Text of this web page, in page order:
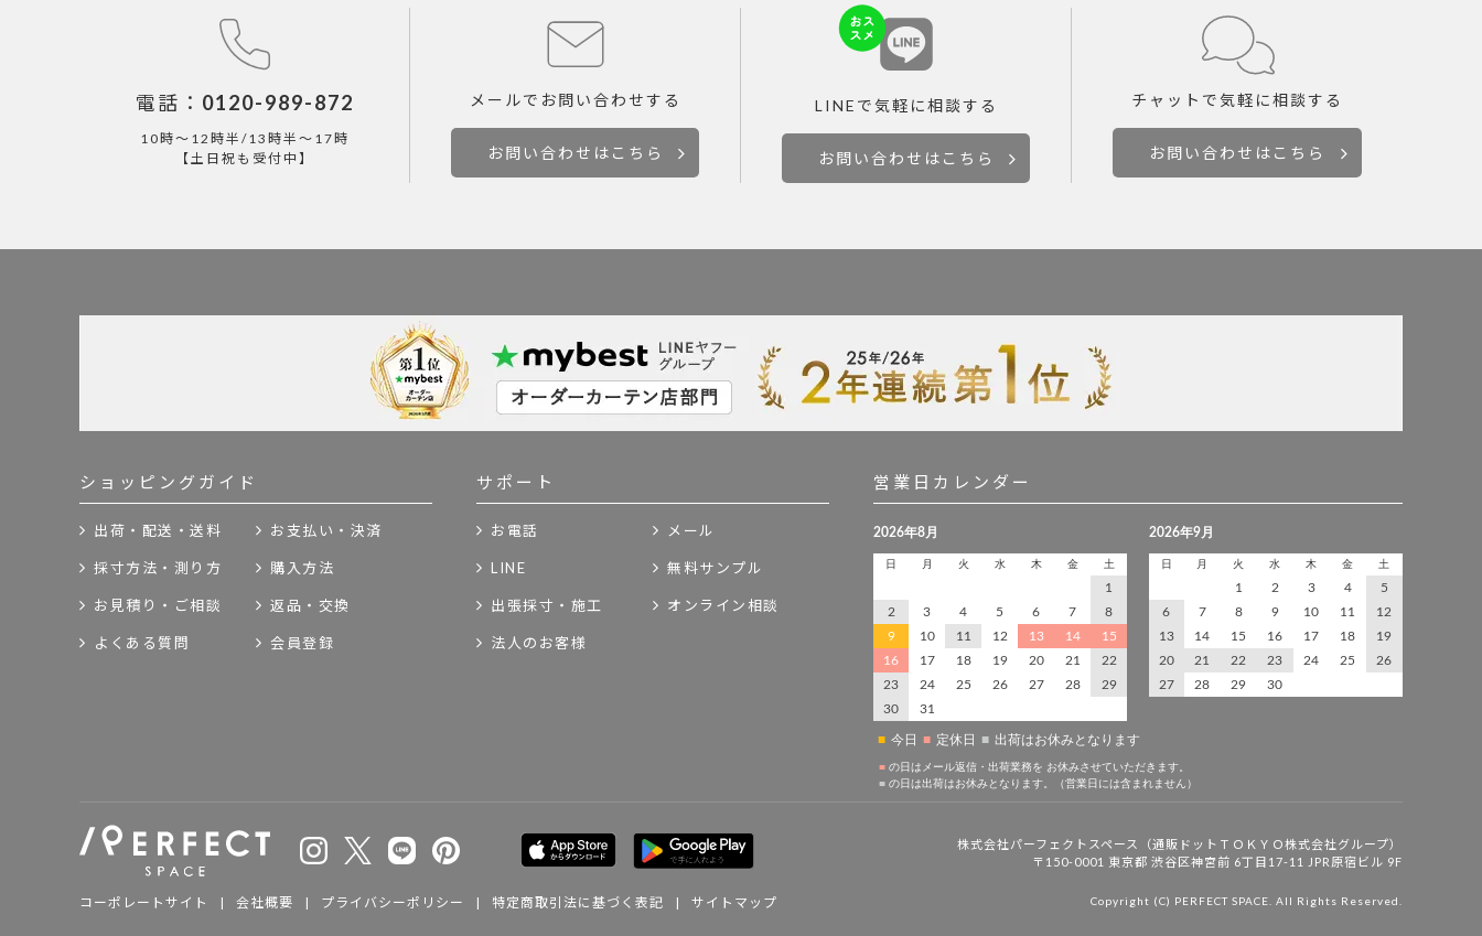
電話： 0120-989-872
10時～12時半/13時半～17時
【土日祝も受付中】
メールで お問い合わせする
お問い合わせはこちら
LINEで気軽に相談する
お問い合わせはこちら
チャットで気軽に相談する
お問い合わせはこちら
ショッピングガイド
出荷・配送・送料 お支払い・決済
採寸方法・測り方 購入方法
お見積り・ご相談 返品・交換
よくある質問 会員登録
サポート
お電話 メール
LINE 無料サンプル
出張採寸・施工 オンライン相談
法人のお客様
営業日カレンダー
株式会社パーフェクトスペース
（通販ドットＴＯＫＹＯ株式会社グループ）
〒150-0001 東京都 渋谷区神宮前 6丁目17-11 JPR原宿ビル 9F
コーポレートサイト | 会社概要 | プライバシーポリシー | 特定商取引法に基づく表記 | サイトマップ Copyright (C) PERFECT SPACE. All Rights Reserved.